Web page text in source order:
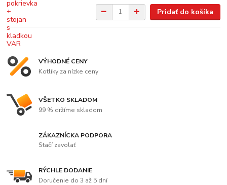
Pridať do košíka
VÝHODNÉ CENY
Kotlíky za nízke ceny
VŠETKO SKLADOM
99 % držíme skladom
ZÁKAZNÍCKA PODPORA
Stačí zavolať
RÝCHLE DODANIE
Doručenie do 3 až 5 dní